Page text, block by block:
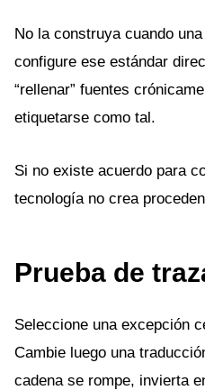
No la construya cuando
configure ese estándar
“rellenar” fuentes
etiquetarse como tal.
Si no existe acuerdo para
tecnología no crea
Prueba de
Seleccione una excepción
Cambie luego una
cadena se rompe, invierta